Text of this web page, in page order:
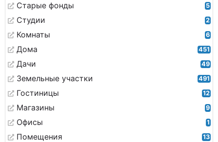
Старые фонды 5
Студии 2
Комнаты 6
Дома 451
Дачи 49
Земельные участки 491
Гостиницы 12
Магазины 9
Офисы 1
Помещения 13